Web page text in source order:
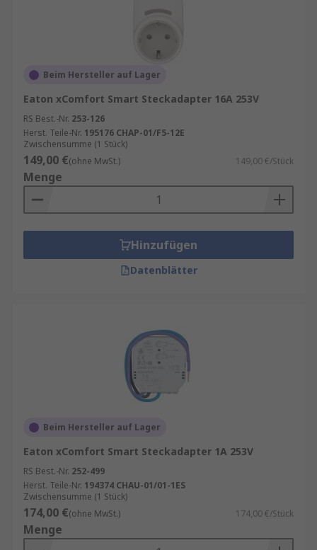
Beim Hersteller auf Lager
Eaton xComfort Smart Steckadapter 16A 253V
RS Best.-Nr. 253-126
Herst. Teile-Nr. 195176 CHAP-01/F5-12E
Zwischensumme (1 Stück)
149,00 €(ohne MwSt.) 149,00 €/Stück
Menge
Hinzufügen
Datenblätter
Beim Hersteller auf Lager
Eaton xComfort Smart Steckadapter 1A 253V
RS Best.-Nr. 252-499
Herst. Teile-Nr. 194374 CHAU-01/01-1ES
Zwischensumme (1 Stück)
174,00 €(ohne MwSt.) 174,00 €/Stück
Menge